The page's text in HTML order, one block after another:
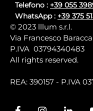
Telefono : +39 055
WhatsApp : +39 375
© 2023 lllum s.r.l.
Via Francesco
P.IVA 03794340483
All rights reserved.
REA: 390157 - P.IVA